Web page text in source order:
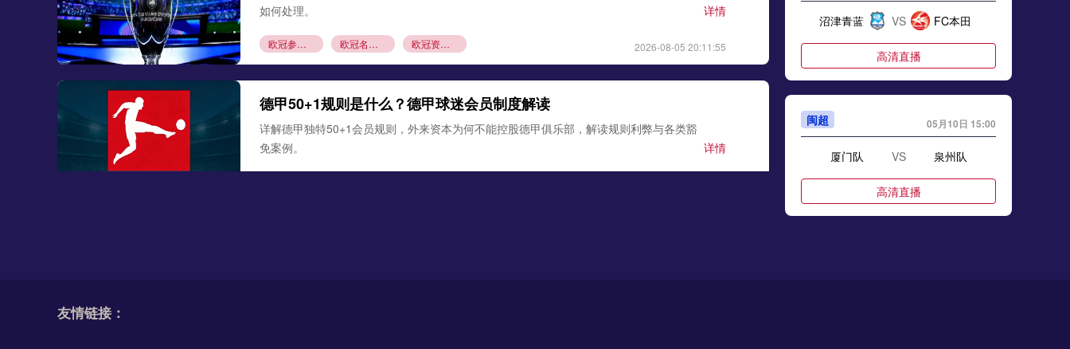
如何处理。
详情
欧冠参赛资格 欧冠名额分配 欧冠资格赛规则 2026-08-05 20:11:55
德甲50+1规则是什么？德甲球迷会员制度解读
详解德甲独特50+1会员规则，外来资本为何不能控股德甲俱乐部，解读规则利弊与各类豁
免案例。
详情
沼津青蓝 VS FC本田
高清直播
闽超 05月10日 15:00
厦门队 VS 泉州队
高清直播
友情链接：